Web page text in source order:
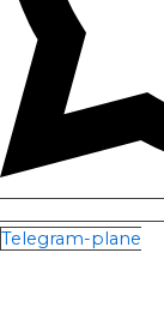
Telegram-plane